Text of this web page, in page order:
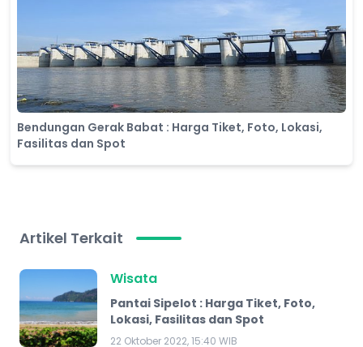
Bendungan Gerak Babat : Harga Tiket, Foto, Lokasi,
Fasilitas dan Spot
Artikel Terkait
Wisata
Pantai Sipelot : Harga Tiket, Foto,
Lokasi, Fasilitas dan Spot
22 Oktober 2022, 15:40 WIB